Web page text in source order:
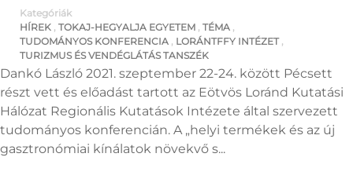
Kategóriák
HÍREK , TOKAJ-HEGYALJA EGYETEM , TÉMA ,
TUDOMÁNYOS KONFERENCIA , LORÁNTFFY INTÉZET,
TURIZMUS ÉS VENDÉGLÁTÁS TANSZÉK
Dankó László 2021. szeptember 22-24. között Pécsett
részt vett és előadást tartott az Eötvös Loránd Kutatási
Hálózat Regionális Kutatások Intézete által szervezett
tudományos konferencián. A „helyi termékek és az új
gasztronómiai kínálatok növekvő s...